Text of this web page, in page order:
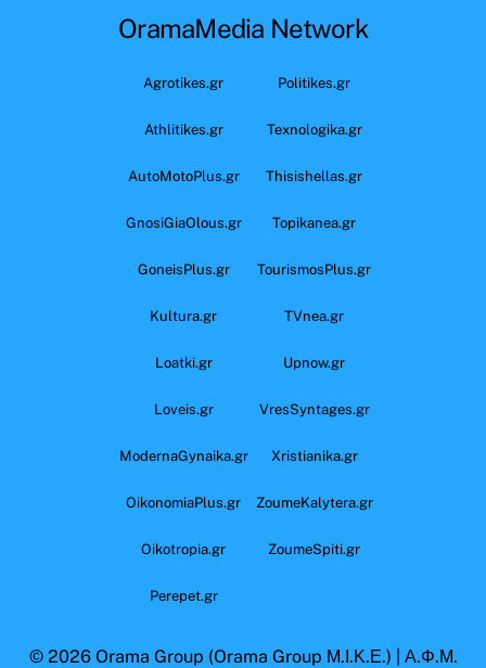
OramaMedia Network
Agrotikes.gr Politikes.gr
Athlitikes.gr Texnologika.gr
AutoMotoPlus.gr Thisishellas.gr
GnosiGiaOlous.gr Topikanea.gr
GoneisPlus.gr TourismosPlus.gr
Kultura.gr TVnea.gr
Loatki.gr Upnow.gr
Loveis.gr VresSyntages.gr
ModernaGynaika.gr Xristianika.gr
OikonomiaPlus.gr ZoumeKalytera.gr
Oikotropia.gr ZoumeSpiti.gr
Perepet.gr
© 2026 Orama Group (Orama Group Μ.Ι.Κ.Ε.) | Α.Φ.Μ.